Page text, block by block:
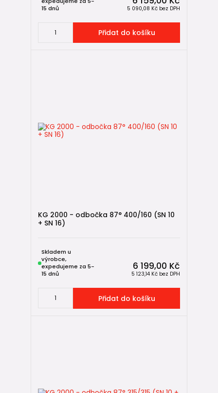
5 090,08 Kč bez DPH
15 dnů
Přidat do košíku
KG 2000 - odbočka 87° 400/160 (SN 10
+ SN 16)
6 199,00 Kč
5 123,14 Kč bez DPH
Skladem u
výrobce,
expedujeme za 5-
15 dnů
Přidat do košíku